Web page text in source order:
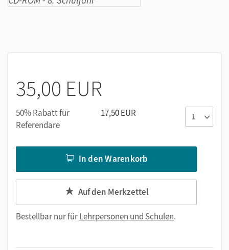
35,00 EUR
50% Rabatt für
Referendare
17,50 EUR
In den Warenkorb
Auf den Merkzettel
Bestellbar nur fürLehrpersonen und Schulen.